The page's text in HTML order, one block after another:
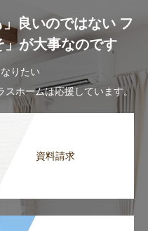
良いのではない フ
が大事なのです
りたい
ホームは応援しています。
資料請求